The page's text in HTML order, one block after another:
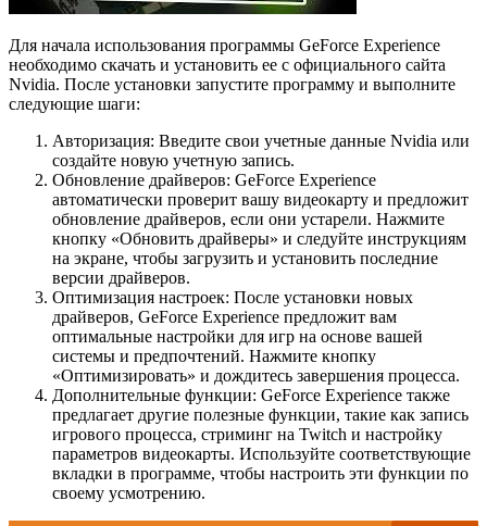
Для начала использования программы GeForce Experience
необходимо скачать и установить ее с официального сайта
Nvidia. После установки запустите программу и выполните
следующие шаги:
Авторизация: Введите свои учетные данные Nvidia или
создайте новую учетную запись.
Обновление драйверов: GeForce Experience
автоматически проверит вашу видеокарту и предложит
обновление драйверов, если они устарели. Нажмите
кнопку «Обновить драйверы» и следуйте инструкциям
на экране, чтобы загрузить и установить последние
версии драйверов.
Оптимизация настроек: После установки новых
драйверов, GeForce Experience предложит вам
оптимальные настройки для игр на основе вашей
системы и предпочтений. Нажмите кнопку
«Оптимизировать» и дождитесь завершения процесса.
Дополнительные функции: GeForce Experience также
предлагает другие полезные функции, такие как запись
игрового процесса, стриминг на Twitch и настройку
параметров видеокарты. Используйте соответствующие
вкладки в программе, чтобы настроить эти функции по
своему усмотрению.